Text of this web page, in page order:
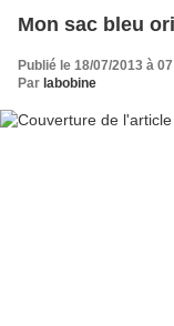
Mon sac bleu
Publié le 18/07/2013 à
Par labobine